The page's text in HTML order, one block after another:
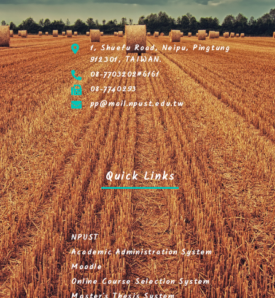
1, Shuefu Road, Neipu, Pingtung
912301, TAIWAN.
08-7703202#6161
08-7740293
pp@mail.npust.edu.tw
Quick Links
NPUST
Academic Administration System
Moodle
Online Course Selection System